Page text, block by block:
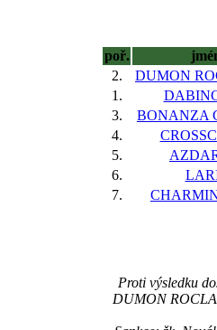
poř.
2.
DUMON
1.
3.
BONANZA
4.
5.
6.
7.
Proti výsledku
DUMON